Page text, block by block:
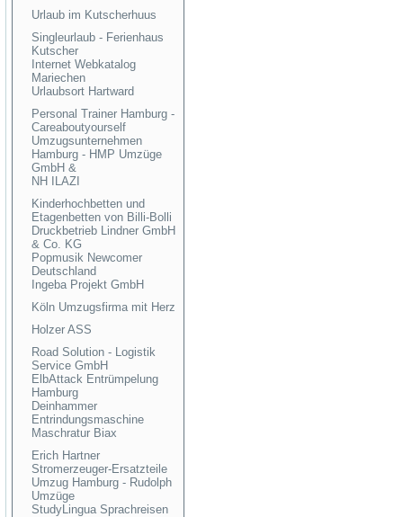
Urlaub im Kutscherhuus
Singleurlaub - Ferienhaus
Kutscher
Internet Webkatalog
Mariechen
Urlaubsort Hartward
Personal Trainer Hamburg -
Careaboutyourself
Umzugsunternehmen
Hamburg - HMP Umzüge
GmbH &
NH ILAZI
Kinderhochbetten und
Etagenbetten von Billi-Bolli
Druckbetrieb Lindner GmbH
& Co. KG
Popmusik Newcomer
Deutschland
Ingeba Projekt GmbH
Köln Umzugsfirma mit Herz
Holzer ASS
Road Solution - Logistik
Service GmbH
ElbAttack Entrümpelung
Hamburg
Deinhammer
Entrindungsmaschine
Maschratur Biax
Erich Hartner
Stromerzeuger-Ersatzteile
Umzug Hamburg - Rudolph
Umzüge
StudyLingua Sprachreisen